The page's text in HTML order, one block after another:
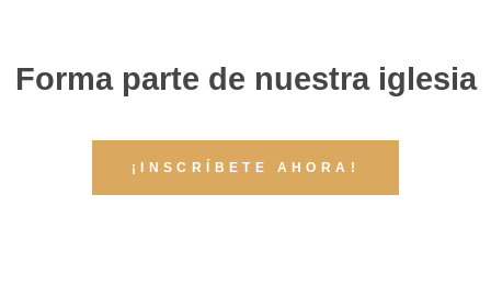
Forma parte de nuestra iglesia
¡INSCRÍBETE AHORA!